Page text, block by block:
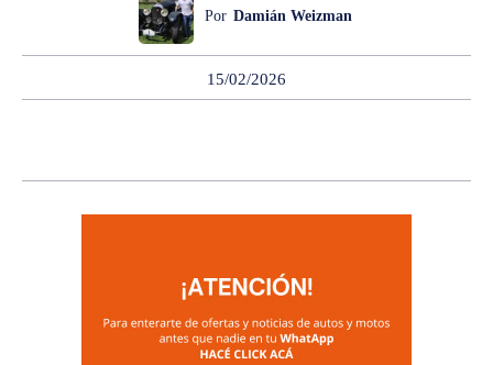
Por Damián Weizman
15/02/2026